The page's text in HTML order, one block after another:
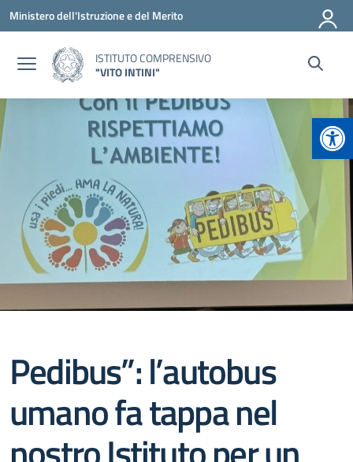
Vai ai contenuti
Vai al menu di navigazione
Vai al footer
Ministero dell'Istruzione e del Merito
ISTITUTO COMPRENSIVO
"VITO INTINI"
Pedibus”: l’autobus
umano fa tappa nel